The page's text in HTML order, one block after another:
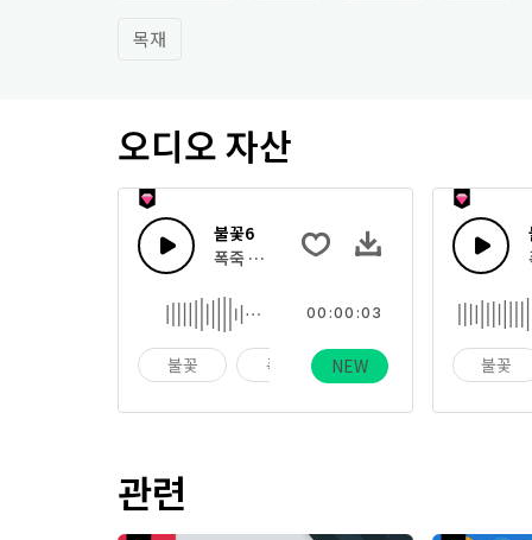
목재
오디오 자산
불꽃6
폭죽 터짐, 플레어, 봇텔로켓, 심지 비춰지는
불꽃 폭죽 휴일
00:00:03
NEW 불꽃
관련